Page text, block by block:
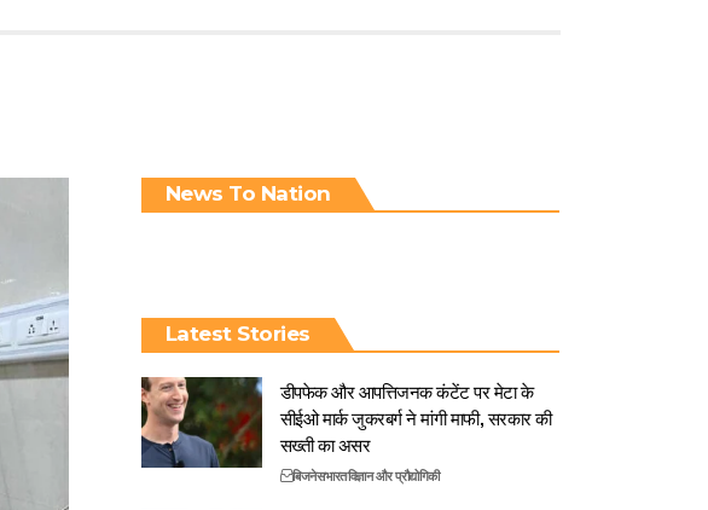
News To Nation
Latest Stories
डीपफेक और आपत्तिजनक कंटेंट पर मेटा के
सीईओ मार्क जुकरबर्ग ने मांगी माफी, सरकार की
सख्ती का असर
बिजनेसभारतविज्ञान और प्रौद्योगिकी